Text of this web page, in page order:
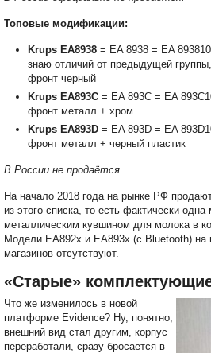
Топовые модификации:
Krups EA8938 = EA 8938 = EA
знаю отличий от предыдущей
фронт черный
Krups EA893C = EA 893C = EA
фронт металл + хром
Krups EA893D = EA 893D = EA
фронт металл + черный пластик
В России не продаётся.
На начало 2018 года на рынке РФ
из этого списка, то есть фактически
металлическим кувшином для молока в
Модели EA892x и EA893x (с Bluetooth) на
магазинов отсутствуют.
«Старые»
Что же изменилось в новой
платформе Evidence? Ну, понятно,
внешний вид стал другим, корпус
переработали, сразу бросается в